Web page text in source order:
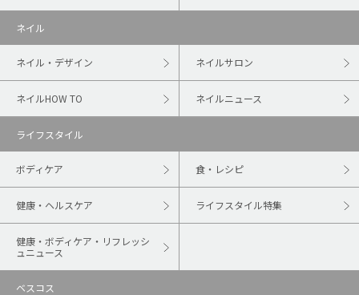
ネイル
ネイル・デザイン ネイルサロン
ネイルHOW TO ネイルニュース
ライフスタイル
ボディケア 食・レシピ
健康・ヘルスケア ライフスタイル特集
健康・ボディケア・リフレッシ
ュニュース
ベスコス